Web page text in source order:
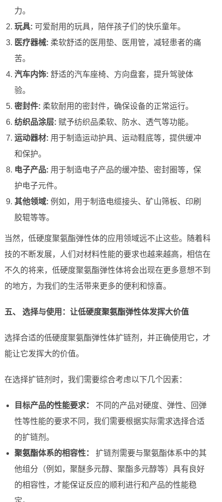
力。
玩具: 可爱耐用的玩具，陪伴孩子们的快乐童年。
医疗器械: 柔软舒适的医用垫、医用管，减轻患者的痛
苦。
汽车内饰: 舒适的汽车座椅、方向盘套，提升驾驶体
验。
密封件: 柔软耐用的密封件，确保设备的正常运行。
纺织品涂层: 赋予纺织品柔软、防水、透气等功能。
运动器材: 用于制造运动护具、运动鞋底等，提供缓冲
和保护。
电子产品: 用于制造电子产品的缓冲垫、密封圈等，保
护电子元件。
其他领域: 例如，用于制造电缆接头、矿山筛板、印刷
胶辊等等。
当然，低硬度聚氨酯弹性体的应用领域远不止这些。随着科
技的不断发展，人们对材料性能的要求也越来越高，相信在
不久的将来，低硬度聚氨酯弹性体将会出现在更多意想不到
的地方，为我们的生活带来更多的便利和惊喜。
五、 选择与使用：让低硬度聚氨酯弹性体发挥大价值
选择合适的低硬度聚氨酯弹性体扩链剂，并正确使用它，才
能让它发挥大的价值。
在选择扩链剂时，我们需要综合考虑以下几个因素：
目标产品的性能要求：
不同的产品对硬度、弹性、回弹
性等性能的要求不同，我们需要根据实际需求选择合适
的扩链剂。
聚氨酯体系的相容性：
扩链剂需要与聚氨酯体系中的其
他组分（例如，聚醚多元醇、聚酯多元醇等）具有良好
的相容性，才能保证反应的顺利进行和产品的性能稳